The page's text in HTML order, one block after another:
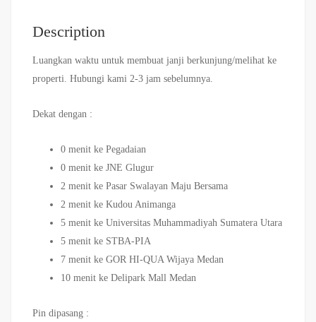
Description
Luangkan waktu untuk membuat janji berkunjung/melihat ke
properti. Hubungi kami 2-3 jam sebelumnya.
Dekat dengan :
0 menit ke Pegadaian
0 menit ke JNE Glugur
2 menit ke Pasar Swalayan Maju Bersama
2 menit ke Kudou Animanga
5 menit ke Universitas Muhammadiyah Sumatera Utara
5 menit ke STBA-PIA
7 menit ke GOR HI-QUA Wijaya Medan
10 menit ke Delipark Mall Medan
Pin dipasang :